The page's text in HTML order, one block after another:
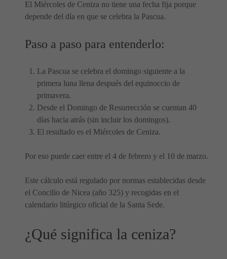
El Miércoles de Ceniza no tiene una fecha fija porque
depende del día en que se celebra la Pascua.
Paso a paso para entenderlo:
La Pascua se celebra el domingo siguiente a la
primera luna llena después del equinoccio de
primavera.
Desde el Domingo de Resurrección se cuentan 40
días hacia atrás (sin incluir los domingos).
El resultado es el Miércoles de Ceniza.
Por eso puede caer entre el 4 de febrero y el 10 de marzo.
Este cálculo está regulado por normas establecidas desde
el Concilio de Nicea (año 325) y recogidas en el
calendario litúrgico oficial de la Santa Sede.
¿Qué significa la ceniza?